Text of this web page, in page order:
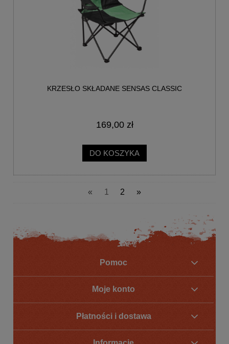
KRZESŁO SKŁADANE SENSAS CLASSIC
169,00 zł
DO KOSZYKA
« 1 2 »
Pomoc
Moje konto
Płatności i dostawa